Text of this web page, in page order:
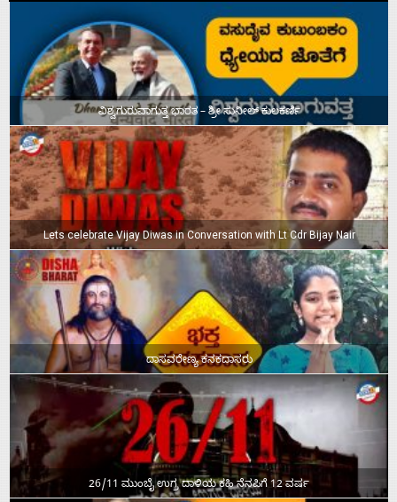
ವಿಶ್ವಗುರುವಾಗುತ್ತ ಭಾರತ – ಶ್ರೀ ಸುನೀಲ್‌ ಕುಲಕರ್ಣಿ
Lets celebrate Vijay Diwas in Conversation with Lt Cdr Bijay Nair
ದಾಸವರೇಣ್ಯ ಕನಕದಾಸರು
26/11 ಮುಂಬೈ ಉಗ್ರ ದಾಳಿಯ ಕಹಿ ನೆನಪಿಗೆ 12 ವರ್ಷ